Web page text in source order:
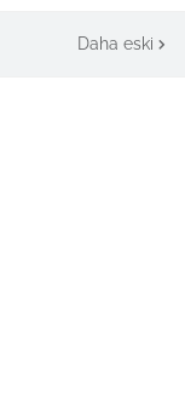
Daha eski